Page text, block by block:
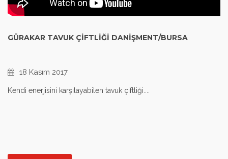
GÜRAKAR TAVUK ÇIFTLIĞI DANIŞMENT/BURSA
18 Kasım 2017
Kendi enerjisini karşılayabilen tavuk çiftliği....